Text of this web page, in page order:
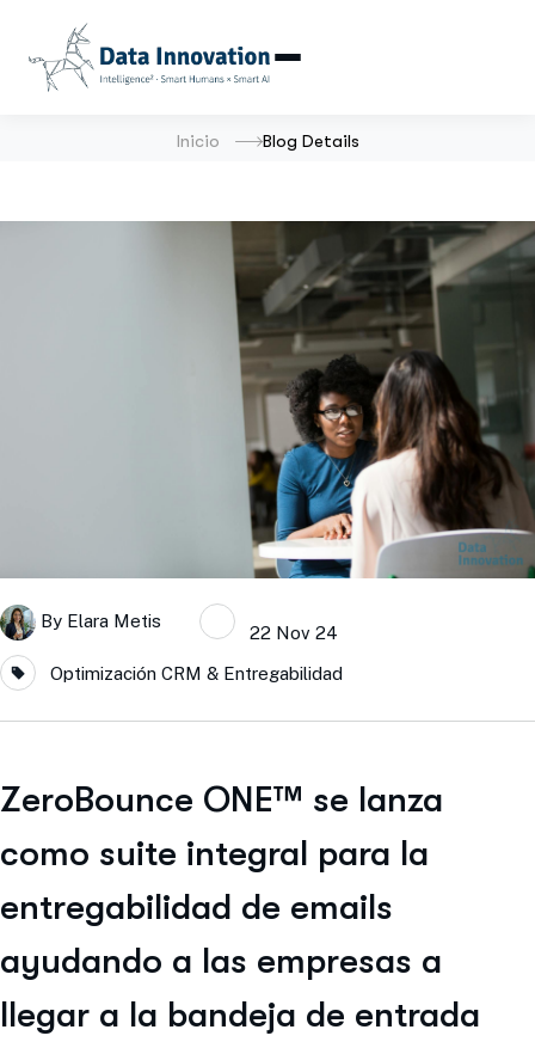
Inicio Blog Details
By Elara Metis
22 Nov 24
Optimización CRM & Entregabilidad
ZeroBounce ONE™ se lanza
como suite integral para la
entregabilidad de emails
ayudando a las empresas a
llegar a la bandeja de entrada